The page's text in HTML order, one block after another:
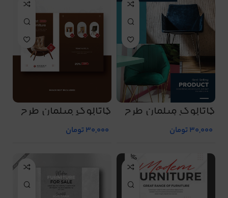
کاتالوگ مبلمان طرح
شماره 15
30,000تومان
کاتالوگ مبلمان طرح
شماره 16
30,000تومان